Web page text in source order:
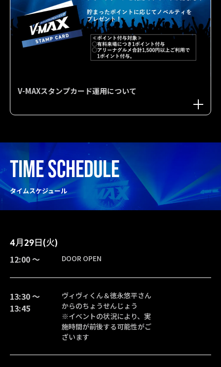
V-MAXスタンプカード運用について
TIME SCHEDULE
タイムスケジュール
4月29日(火)
12:00 〜 DOOR OPEN
13:30 〜
13:45
ヴィヴィくん＆徳永悠平さん
からのちょうせんじょう
※イベントの状況により、実
施時間が前後する可能性がご
ざいます